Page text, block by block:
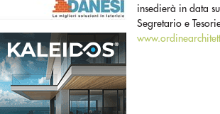
insedierà in data
Segretario e